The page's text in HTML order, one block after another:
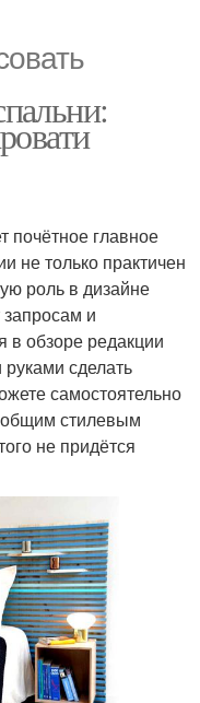
почётное главное
не только практичен
роль в дизайне
и
в обзоре редакции
сделать
самостоятельно
общим стилевым
не придётся